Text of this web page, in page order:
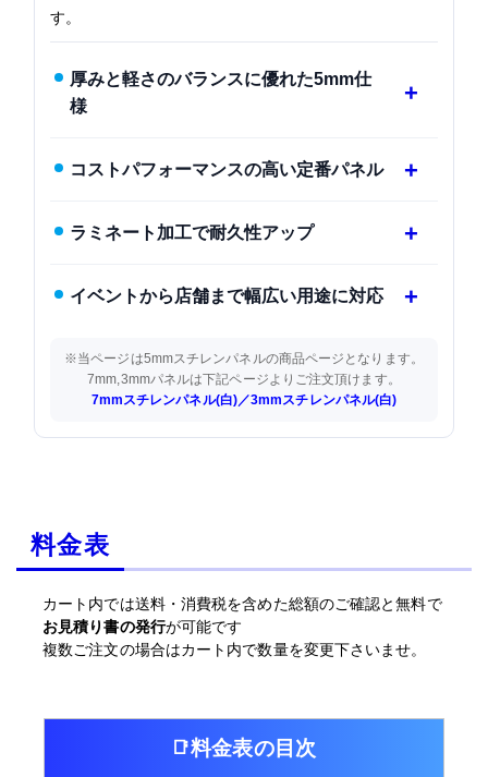
す。
厚みと軽さのバランスに優れた5mm仕
様
コストパフォーマンスの高い定番パネル
ラミネート加工で耐久性アップ
イベントから店舗まで幅広い用途に対応
※当ページは5mmスチレンパネルの商品ページとなります。
7mm,3mmパネルは下記ページよりご注文頂けます。
7mmスチレンパネル(白)／3mmスチレンパネル(白)
料金表
カート内では送料・消費税を含めた総額のご確認と無料で
お見積り書の発行が可能です
複数ご注文の場合はカート内で数量を変更下さいませ。
料金表の目次